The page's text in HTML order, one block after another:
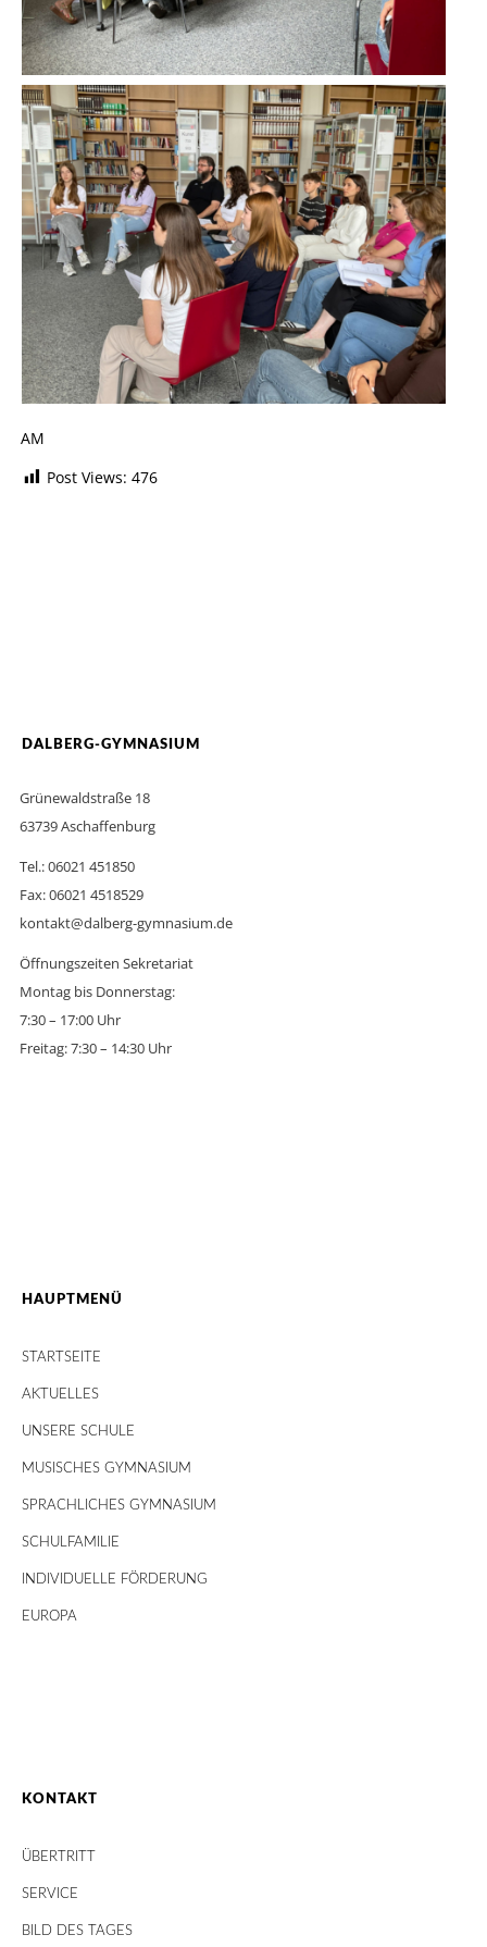
AM
Post Views: 476
DALBERG-GYMNASIUM
Grünewaldstraße 18
63739 Aschaffenburg
Tel.: 06021 451850
Fax: 06021 4518529
kontakt@dalberg-gymnasium.de
Öffnungszeiten Sekretariat
Montag bis Donnerstag:
7:30 – 17:00 Uhr
Freitag: 7:30 – 14:30 Uhr
HAUPTMENÜ
STARTSEITE
AKTUELLES
UNSERE SCHULE
MUSISCHES GYMNASIUM
SPRACHLICHES GYMNASIUM
SCHULFAMILIE
INDIVIDUELLE FÖRDERUNG
EUROPA
KONTAKT
ÜBERTRITT
SERVICE
BILD DES TAGES